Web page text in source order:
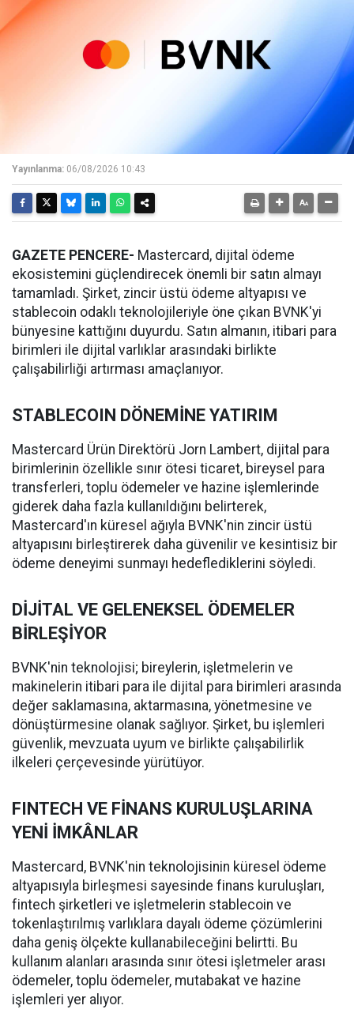
Yayınlanma: 06/08/2026 10:43
GAZETE PENCERE- Mastercard, dijital ödeme
ekosistemini güçlendirecek önemli bir satın almayı
tamamladı. Şirket, zincir üstü ödeme altyapısı ve
stablecoin odaklı teknolojileriyle öne çıkan BVNK'yi
bünyesine kattığını duyurdu. Satın almanın, itibari para
birimleri ile dijital varlıklar arasındaki birlikte
çalışabilirliği artırması amaçlanıyor.
STABLECOIN DÖNEMİNE YATIRIM
Mastercard Ürün Direktörü Jorn Lambert, dijital para
birimlerinin özellikle sınır ötesi ticaret, bireysel para
transferleri, toplu ödemeler ve hazine işlemlerinde
giderek daha fazla kullanıldığını belirterek,
Mastercard'ın küresel ağıyla BVNK'nin zincir üstü
altyapısını birleştirerek daha güvenilir ve kesintisiz bir
ödeme deneyimi sunmayı hedeflediklerini söyledi.
DİJİTAL VE GELENEKSEL ÖDEMELER
BİRLEŞİYOR
BVNK'nin teknolojisi; bireylerin, işletmelerin ve
makinelerin itibari para ile dijital para birimleri arasında
değer saklamasına, aktarmasına, yönetmesine ve
dönüştürmesine olanak sağlıyor. Şirket, bu işlemleri
güvenlik, mevzuata uyum ve birlikte çalışabilirlik
ilkeleri çerçevesinde yürütüyor.
FINTECH VE FİNANS KURULUŞLARINA
YENİ İMKÂNLAR
Mastercard, BVNK'nin teknolojisinin küresel ödeme
altyapısıyla birleşmesi sayesinde finans kuruluşları,
fintech şirketleri ve işletmelerin stablecoin ve
tokenlaştırılmış varlıklara dayalı ödeme çözümlerini
daha geniş ölçekte kullanabileceğini belirtti. Bu
kullanım alanları arasında sınır ötesi işletmeler arası
ödemeler, toplu ödemeler, mutabakat ve hazine
işlemleri yer alıyor.